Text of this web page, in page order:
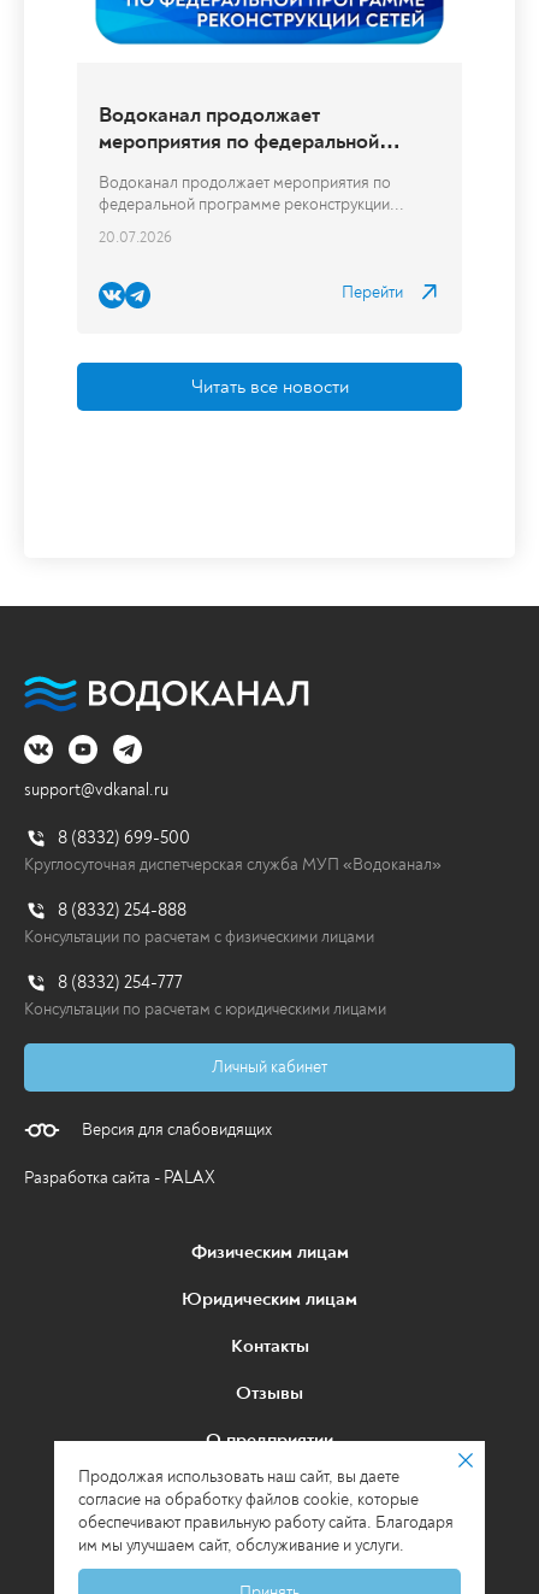
программе реконструкции сетей
20.07.2026
Читать все новости
support@vdkanal.ru
8 (8332) 699-500
Круглосуточная диспетчерская служба МУП «Водоканал»
8 (8332) 254-888
Консультации по расчетам с физическими лицами
8 (8332) 254-777
Консультации по расчетам с юридическими лицами
Личный кабинет
Версия для слабовидящих
Разработка сайта - PALAX
Физическим лицам
Юридическим лицам
Контакты
Отзывы
О предприятии
Политика в отношении обработки
персональных данных
© 2026 МУП «Водоканал» г. Киров
Продолжая использовать наш сайт, вы даете
согласие на обработку файлов cookie, которые
обеспечивают правильную работу сайта. Благодаря
им мы улучшаем сайт, обслуживание и услуги.